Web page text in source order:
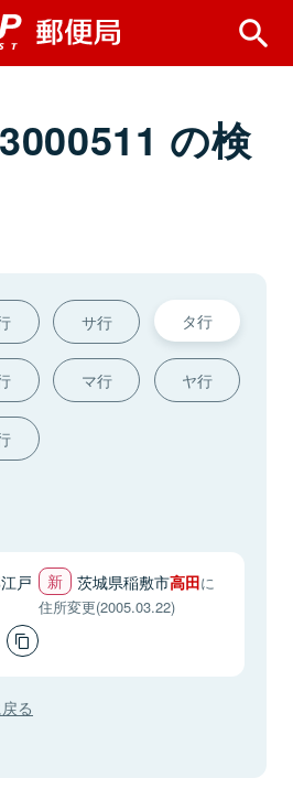
の検
サ行 タ行
マ行 ヤ行
戸
茨城県稲敷市高田に
住所変更(2005.03.22)
る